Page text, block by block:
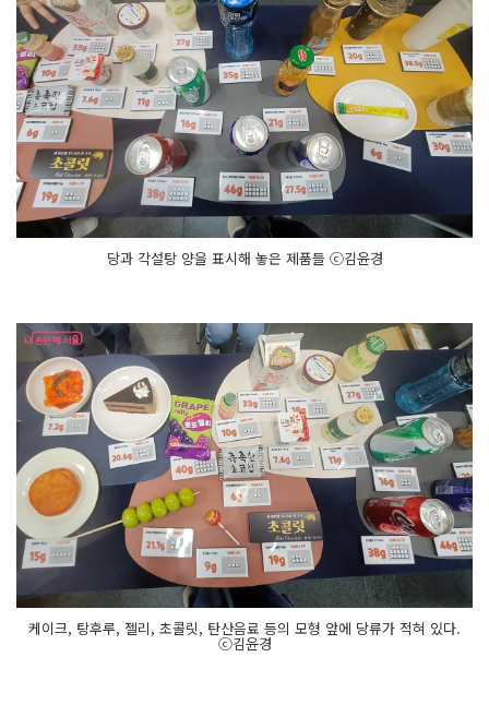
당과 각설탕 양을 표시해 놓은 제품들 ⓒ김윤경
케이크, 탕후루, 젤리, 초콜릿, 탄산음료 등의 모형 앞에 당류가 적혀 있다.
ⓒ김윤경